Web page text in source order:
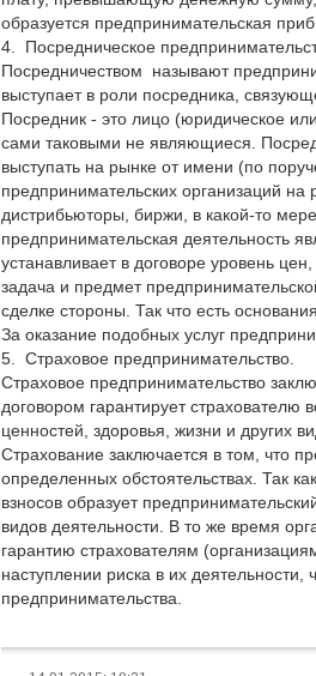
образуется предпринимательская
4. Посредническое
Посредничеством называют
выступает в роли посредника,
Посредник - это лицо (юридическое
сами таковыми не являющиеся.
выступать на рынке от имени (по
предпринимательских организаций
дистрибьюторы, биржи, в какой-то
предпринимательская деятельность
устанавливает в договоре уровень
задача и предмет
сделке стороны. Так что есть
За оказание подобных услуг
5. Страховое предпринимательство.
Страховое предпринимательство
договором гарантирует страхователю
ценностей, здоровья, жизни и других
Страхование заключается в том, что
определенных обстоятельствах. Так
взносов образует
видов деятельности. В то же время
гарантию страхователям
наступлении риска в их
предпринимательства.